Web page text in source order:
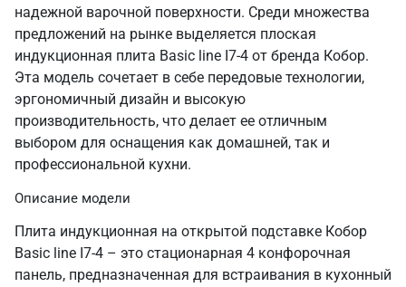
надежной варочной поверхности. Среди множества
предложений на рынке выделяется плоская
индукционная плита Basic line I7-4 от бренда Кобор.
Эта модель сочетает в себе передовые технологии,
эргономичный дизайн и высокую
производительность, что делает ее отличным
выбором для оснащения как домашней, так и
профессиональной кухни.
Описание модели
Плита индукционная на открытой подставке Кобор
Basic line I7-4 – это стационарная 4 конфорочная
панель, предназначенная для встраивания в кухонный